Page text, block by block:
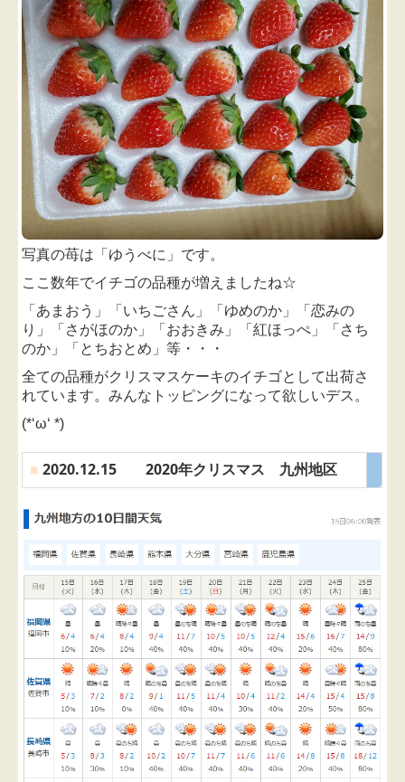
写真の苺は「ゆうべに」です。
ここ数年でイチゴの品種が増えましたね☆
「あまおう」「いちごさん」「ゆめのか」「恋みの
り」「さがほのか」「おおきみ」「紅ほっぺ」「さち
のか」「とちおとめ」等・・・
全ての品種がクリスマスケーキのイチゴとして出荷さ
れています。みんなトッピングになって欲しいデス。
(*‘ω‘ *)
■ 2020.12.15 2020年クリスマス 九州地区